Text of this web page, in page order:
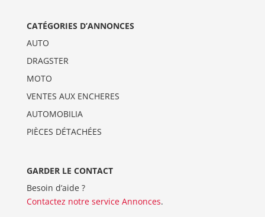
CATÉGORIES D’ANNONCES
AUTO
DRAGSTER
MOTO
VENTES AUX ENCHERES
AUTOMOBILIA
PIÈCES DÉTACHÉES
GARDER LE CONTACT
Besoin d’aide ?
Contactez notre service Annonces.